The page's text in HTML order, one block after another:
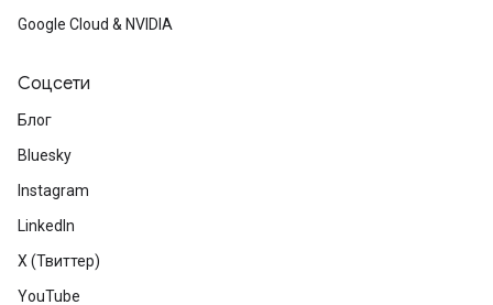
Google Cloud & NVIDIA
Соцсети
Блог
Bluesky
Instagram
LinkedIn
X (Твиттер)
YouTube